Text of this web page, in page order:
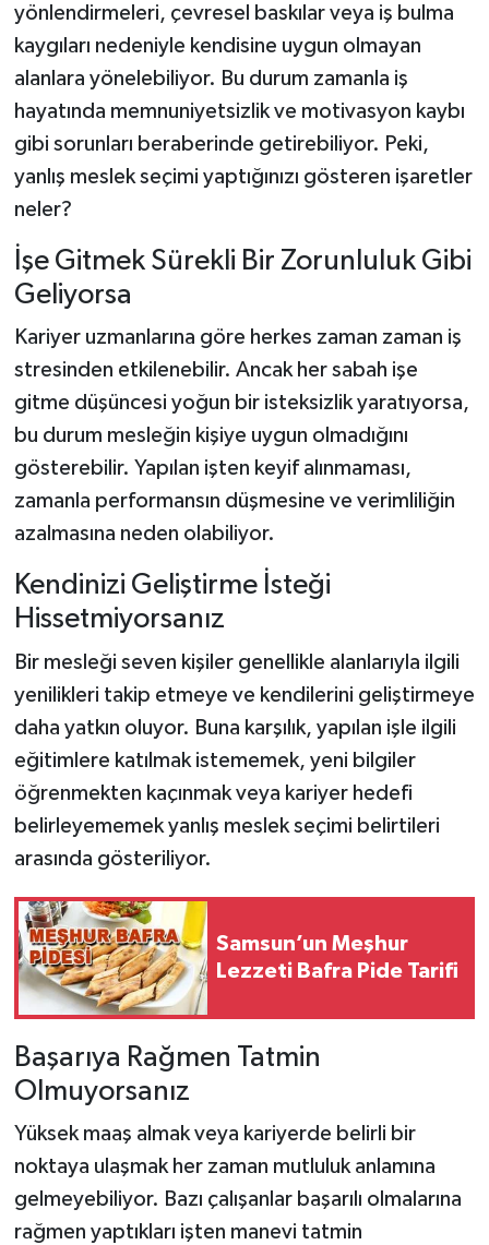
yönlendirmeleri, çevresel baskılar veya iş bulma
kaygıları nedeniyle kendisine uygun olmayan
alanlara yönelebiliyor. Bu durum zamanla iş
hayatında memnuniyetsizlik ve motivasyon kaybı
gibi sorunları beraberinde getirebiliyor. Peki,
yanlış meslek seçimi yaptığınızı gösteren işaretler
neler?
İşe Gitmek Sürekli Bir Zorunluluk Gibi
Geliyorsa
Kariyer uzmanlarına göre herkes zaman zaman iş
stresinden etkilenebilir. Ancak her sabah işe
gitme düşüncesi yoğun bir isteksizlik yaratıyorsa,
bu durum mesleğin kişiye uygun olmadığını
gösterebilir. Yapılan işten keyif alınmaması,
zamanla performansın düşmesine ve verimliliğin
azalmasına neden olabiliyor.
Kendinizi Geliştirme İsteği
Hissetmiyorsanız
Bir mesleği seven kişiler genellikle alanlarıyla ilgili
yenilikleri takip etmeye ve kendilerini geliştirmeye
daha yatkın oluyor. Buna karşılık, yapılan işle ilgili
eğitimlere katılmak istememek, yeni bilgiler
öğrenmekten kaçınmak veya kariyer hedefi
belirleyememek yanlış meslek seçimi belirtileri
arasında gösteriliyor.
Samsun’un Meşhur
Lezzeti Bafra Pide Tarifi
Başarıya Rağmen Tatmin
Olmuyorsanız
Yüksek maaş almak veya kariyerde belirli bir
noktaya ulaşmak her zaman mutluluk anlamına
gelmeyebiliyor. Bazı çalışanlar başarılı olmalarına
rağmen yaptıkları işten manevi tatmin